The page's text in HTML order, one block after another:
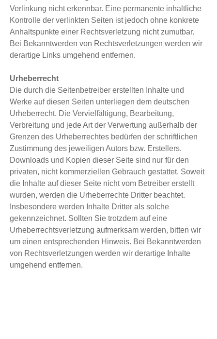
Verlinkung nicht erkennbar. Eine permanente inhaltliche
Kontrolle der verlinkten Seiten ist jedoch ohne konkrete
Anhaltspunkte einer Rechtsverletzung nicht zumutbar.
Bei Bekanntwerden von Rechtsverletzungen werden wir
derartige Links umgehend entfernen.
Urheberrecht
Die durch die Seitenbetreiber erstellten Inhalte und
Werke auf diesen Seiten unterliegen dem deutschen
Urheberrecht. Die Vervielfältigung, Bearbeitung,
Verbreitung und jede Art der Verwertung außerhalb der
Grenzen des Urheberrechtes bedürfen der schriftlichen
Zustimmung des jeweiligen Autors bzw. Erstellers.
Downloads und Kopien dieser Seite sind nur für den
privaten, nicht kommerziellen Gebrauch gestattet. Soweit
die Inhalte auf dieser Seite nicht vom Betreiber erstellt
wurden, werden die Urheberrechte Dritter beachtet.
Insbesondere werden Inhalte Dritter als solche
gekennzeichnet. Sollten Sie trotzdem auf eine
Urheberrechtsverletzung aufmerksam werden, bitten wir
um einen entsprechenden Hinweis. Bei Bekanntwerden
von Rechtsverletzungen werden wir derartige Inhalte
umgehend entfernen.